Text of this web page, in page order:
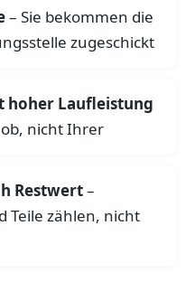
– Sie bekommen die
zugeschickt
hoher Laufleistung
nicht Ihrer
Restwert–
Teile zählen, nicht